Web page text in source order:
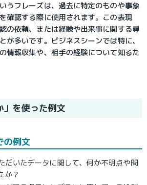
うフレーズは、過去に特定のものや事象
確認する際に使用されます。この表現
の依頼、または経験や出来事に関する尋
が多いです。ビジネスシーンでは特に、
情報収集や、相手の経験について知るた
」を使った例文
の例文
だいたデータに関して、何か不明点や問
か？